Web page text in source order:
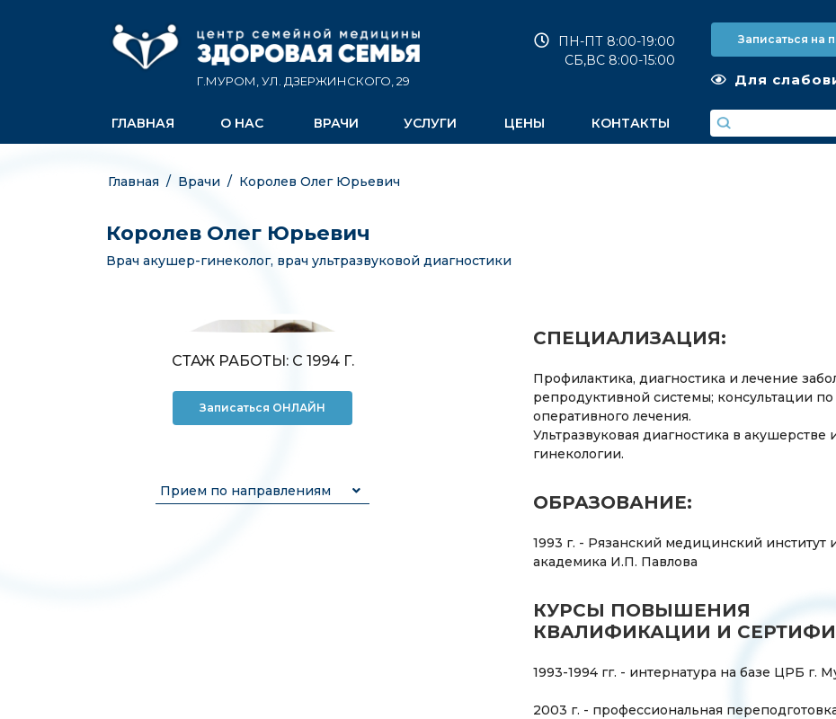
Г.МУРОМ, УЛ. ДЗЕРЖИНСКОГО, 29
ПН-ПТ 8:00-19:00
СБ,ВС 8:00-15:00
Записаться на
Для
ГЛАВНАЯ О НАС ВРАЧИ УСЛУГИ ЦЕНЫ КОНТАКТЫ
Главная / Врачи / Королев Олег Юрьевич
Королев Олег Юрьевич
Врач акушер-гинеколог, врач ультразвуковой диагностики
СТАЖ РАБОТЫ: С 1994 Г.
Записаться ОНЛАЙН
Прием по направлениям
СПЕЦИАЛИЗАЦИЯ:
Профилактика, диагностика и лечение
репродуктивной системы; консультации
оперативного лечения.
Ультразвуковая диагностика в акушерстве
гинекологии.
ОБРАЗОВАНИЕ:
1993 г. - Рязанский медицинский институт
академика И.П. Павлова
КУРСЫ ПОВЫШЕНИЯ
КВАЛИФИКАЦИИ И
1993-1994 гг. - интернатура на базе ЦРБ г.
2003 г. - профессиональная